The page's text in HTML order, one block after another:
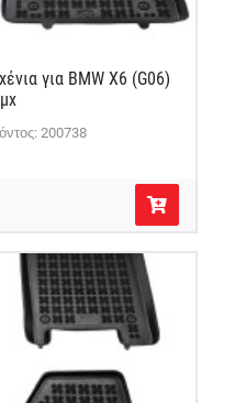
για BMW X6 (G06)
200738